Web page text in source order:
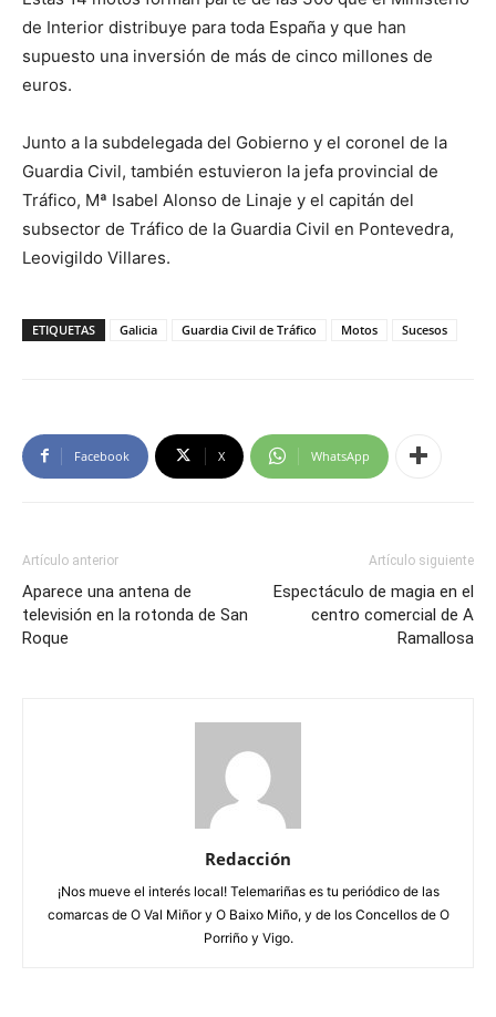
de Interior distribuye para toda España y que han
supuesto una inversión de más de cinco millones de
euros.
Junto a la subdelegada del Gobierno y el coronel de la
Guardia Civil, también estuvieron la jefa provincial de
Tráfico, Mª Isabel Alonso de Linaje y el capitán del
subsector de Tráfico de la Guardia Civil en Pontevedra,
Leovigildo Villares.
ETIQUETAS Galicia Guardia Civil de Tráfico Motos Sucesos
Facebook X WhatsApp
Artículo anterior
Aparece una antena de
televisión en la rotonda de San
Roque
Artículo siguiente
Espectáculo de magia en el
centro comercial de A
Ramallosa
Redacción
¡Nos mueve el interés local! Telemariñas es tu periódico de las
comarcas de O Val Miñor y O Baixo Miño, y de los Concellos de O
Porriño y Vigo.